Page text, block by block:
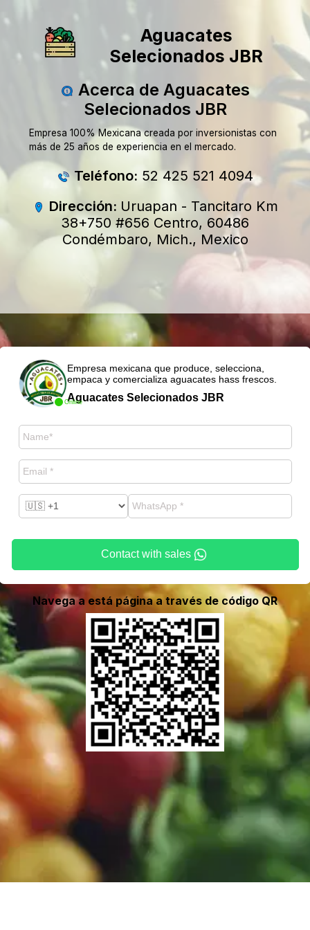
Aguacates
Selecionados JBR
Acerca de Aguacates
Selecionados JBR
Empresa 100% Mexicana creada por inversionistas con
más de 25 años de experiencia en el mercado.
Teléfono: 52 425 521 4094
Dirección: Uruapan - Tancitaro Km
38+750 #656 Centro, 60486
Condémbaro, Mich., Mexico
Online
Empresa mexicana que produce, selecciona,
empaca y comercializa aguacates hass frescos.
Aguacates Selecionados JBR
Contact with sales
Navega a está página a través de código QR